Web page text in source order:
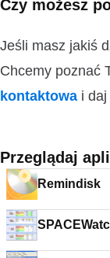
Czy możesz
Jeśli masz jakiś
Chcemy poznać
kontaktowa i
Przeglądaj
Remindisk